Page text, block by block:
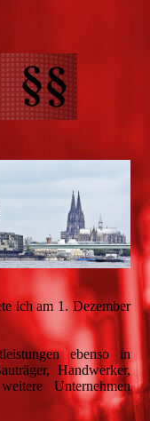
ich am 1. Dezember
ebenso in
Handwerker,
Unternehmen